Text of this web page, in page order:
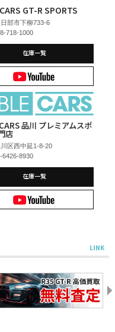
GT-R SPORTS
部市下柳733-6
718-1000
在庫一覧
品川 プレミアムスポ
店
区西中延1-8-20
6426-8930
在庫一覧